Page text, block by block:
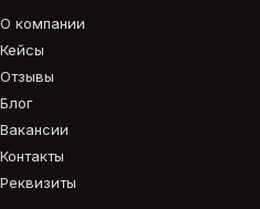
О компании
Кейсы
Отзывы
Блог
Вакансии
Контакты
Реквизиты